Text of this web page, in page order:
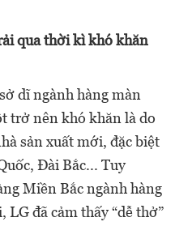
qua thời kì khó khăn
dĩ ngành hàng màn
trở nên khó khăn là do
sản xuất mới, đặc biệt
Đài Bắc... Tuy
Miền Bắc ngành hàng
đã cảm thấy “dễ thở”